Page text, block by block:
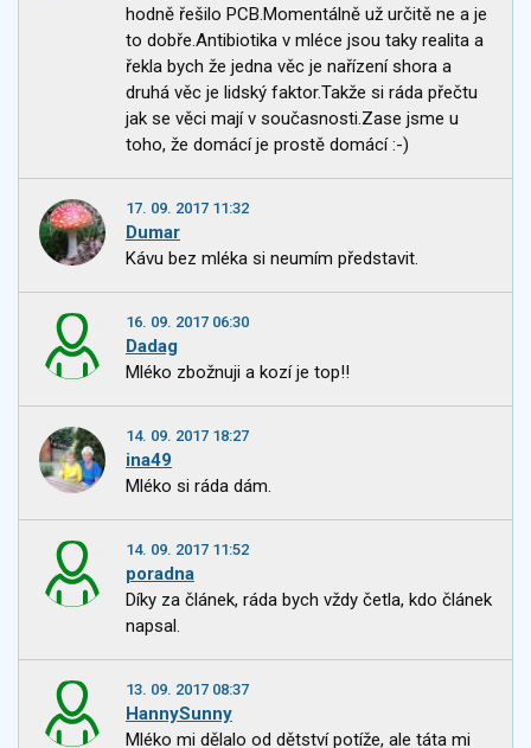
hodně řešilo PCB.Momentálně už určitě ne a je
to dobře.Antibiotika v mléce jsou taky realita a
řekla bych že jedna věc je nařízení shora a
druhá věc je lidský faktor.Takže si ráda přečtu
jak se věci mají v současnosti.Zase jsme u
toho, že domácí je prostě domácí :-)
17. 09. 2017 11:32
Dumar
Kávu bez mléka si neumím představit.
16. 09. 2017 06:30
Dadag
Mléko zbožnuji a kozí je top!!
14. 09. 2017 18:27
ina49
Mléko si ráda dám.
14. 09. 2017 11:52
poradna
Díky za článek, ráda bych vždy četla, kdo článek
napsal.
13. 09. 2017 08:37
HannySunny
Mléko mi dělalo od dětství potíže, ale táta mi